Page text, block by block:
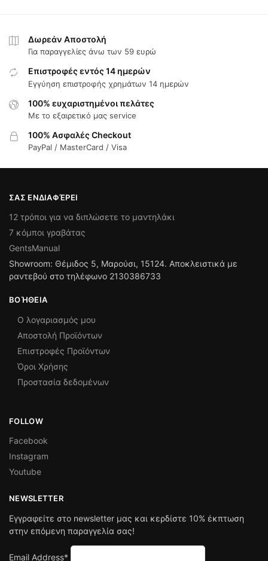
Δωρεάν Αποστολή
Για παραγγελίες άνω των 59 ευρώ
Επιστροφές εντός 14 ημερών
Εγγύηση επιστροφής χρημάτων 14 ημερών
100% ευχαριστημένοι πελάτες
Με το εξαιρετικό μας service
100% Ασφαλές Checkout
PayPal / MasterCard / Visa
ΣΑΣ ΕΝΔΙΑΦΈΡΕΙ
12 τρόποι για να διπλώσετε το μαντηλάκι
7 κόμποι γραβάτας
GentsManual
Showroom: Θέμιδος 5, Μαρούσι, 15124. Αποκλειστικά με
ραντεβού στο τηλέφωνο 2130386733
ΒΟΉΘΕΙΑ
Ο λογαριασμός μου
Αποστολή Προϊόντων
Επιστροφές Προϊόντων
Όροι Χρήσης
Προστασία δεδομένων
FOLLOW
Facebook
Instagram
Youtube
NEWSLETTER
Εγγραφείτε στο newsletter μας και κερδίστε 10% έκπτωση
στην επόμενη παραγγελία σας!
Email Address*